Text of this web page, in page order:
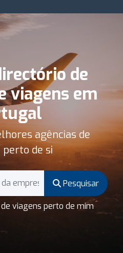
de
viagens em
agências de
de si
Pesquisar
viagens perto de mim